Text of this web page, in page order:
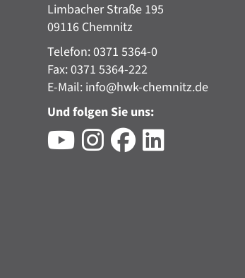
Limbacher Straße 195
09116 Chemnitz
Telefon: 0371 5364-0
Fax: 0371 5364-222
E-Mail: info@hwk-chemnitz.de
Und folgen Sie uns: